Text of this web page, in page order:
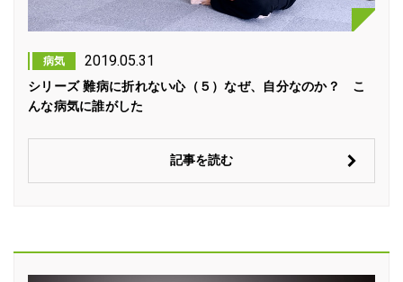
病気 2019.05.31
シリーズ 難病に折れない心（５）なぜ、自分なのか？ こ
んな病気に誰がした
記事を読む